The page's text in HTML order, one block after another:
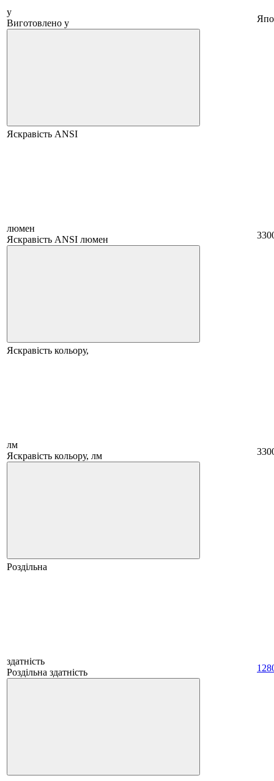
у
Виготовлено у
Яскравість ANSI
люмен
Яскравість ANSI люмен
Яскравість кольору,
лм
Яскравість кольору, лм
Роздільна
здатність
Роздільна здатність